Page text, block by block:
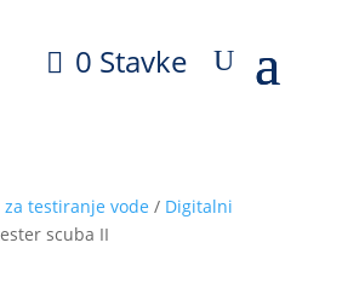
0 Stavke
za testiranje vode / Digitalni
scuba II